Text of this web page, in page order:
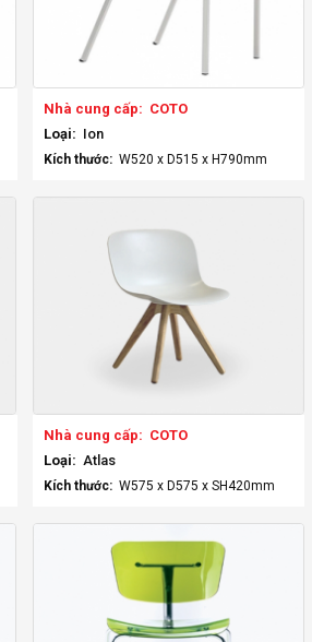
Nhà cung cấp: COTO
Loại: Ion
Kích thước: W520 x D515 x H790mm
Nhà cung cấp: COTO
Loại: Atlas
Kích thước: W575 x D575 x SH420mm